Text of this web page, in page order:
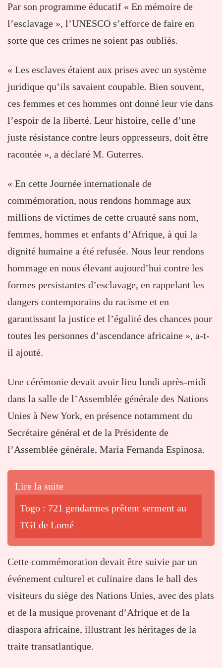
Par son programme éducatif « En mémoire de
l’esclavage », l’UNESCO s’efforce de faire en
sorte que ces crimes ne soient pas oubliés.
« Les esclaves étaient aux prises avec un système
juridique qu’ils savaient coupable. Bien souvent,
ces femmes et ces hommes ont donné leur vie dans
l’espoir de la liberté. Leur histoire, celle d’une
juste résistance contre leurs oppresseurs, doit être
racontée », a déclaré M. Guterres.
« En cette Journée internationale de
commémoration, nous rendons hommage aux
millions de victimes de cette cruauté sans nom,
femmes, hommes et enfants d’Afrique, à qui la
dignité humaine a été refusée. Nous leur rendons
hommage en nous élevant aujourd’hui contre les
formes persistantes d’esclavage, en rappelant les
dangers contemporains du racisme et en
garantissant la justice et l’égalité des chances pour
toutes les personnes d’ascendance africaine », a-t-
il ajouté.
Une cérémonie devait avoir lieu lundi après-midi
dans la salle de l’Assemblée générale des Nations
Unies à New York, en présence notamment du
Secrétaire général et de la Présidente de
l’Assemblée générale, Maria Fernanda Espinosa.
Lire la suite
Togo : 721 gendarmes prêtent serment au
TGI de Lomé
Cette commémoration devait être suivie par un
événement culturel et culinaire dans le hall des
visiteurs du siège des Nations Unies, avec des plats
et de la musique provenant d’Afrique et de la
diaspora africaine, illustrant les héritages de la
traite transatlantique.